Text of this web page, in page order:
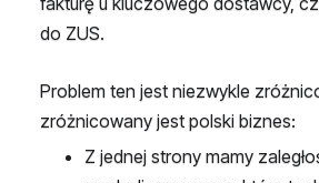
do ZUS.
Problem ten jest niezwykle
zróżnicowany jest polski biznes:
Z jednej strony mamy